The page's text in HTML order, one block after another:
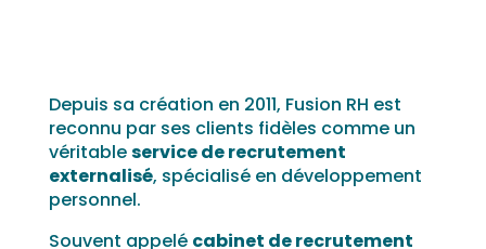
Depuis sa création en 2011, Fusion RH est
reconnu par ses clients fidèles comme un
véritableservice de recrutement
externalisé, spécialisé en développement
personnel.
Souvent appelé cabinet de recrutement